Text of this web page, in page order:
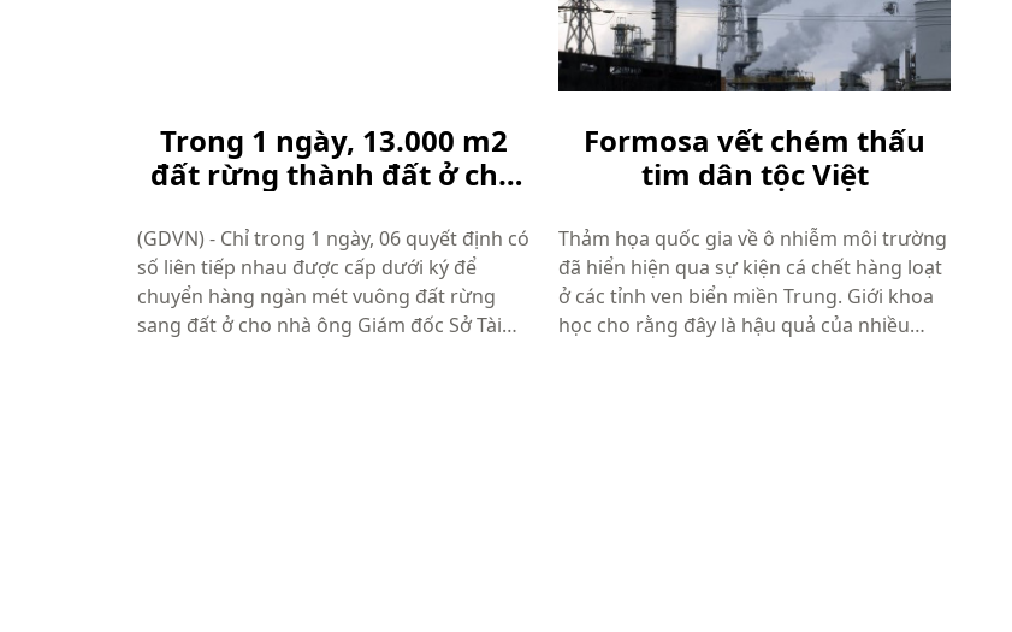
Trong 1 ngày, 13.000 m2
đất rừng thành đất ở cho
Yên Bái
(GDVN) - Chỉ trong 1 ngày, 06 quyết định có
số liên tiếp nhau được cấp dưới ký để
chuyển hàng ngàn mét vuông đất rừng
sang đất ở cho nhà ông Giám đốc Sở Tài
Formosa vết chém thấu
tim dân tộc Việt
Thảm họa quốc gia về ô nhiễm môi trường
đã hiển hiện qua sự kiện cá chết hàng loạt
ở các tỉnh ven biển miền Trung. Giới khoa
học cho rằng đây là hậu quả của nhiều